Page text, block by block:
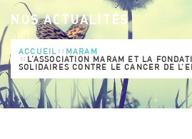
NOS ACTUALITÉS
ACCUEIL
MARAM
L’ASSOCIATION MARAM ET LA
SOLIDAIRES CONTRE LE CANCER DE